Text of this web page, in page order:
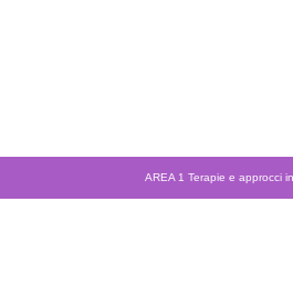
AREA 1 Terapie e approcci